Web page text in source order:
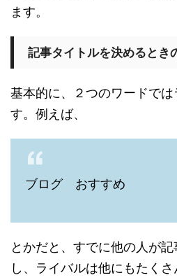
ます。
記事タイトルを決めるとき
基本的に、２つのワードで
す。例えば、
ブログ おすすめ
とかだと、すでに他の人が
し、ライバルは他にもたくさ